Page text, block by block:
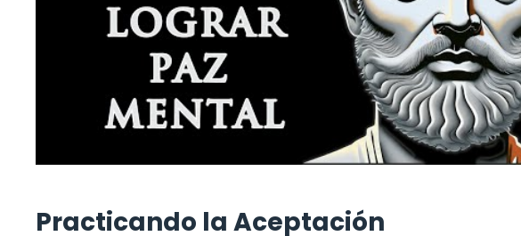
Practicando la Aceptación